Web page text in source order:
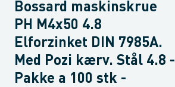
Bossard maskinskrue
PH M4x50 4.8
Elforzinket DIN 7985A.
Med Pozi kærv. Stål 4.8 -
Pakke a 100 stk -